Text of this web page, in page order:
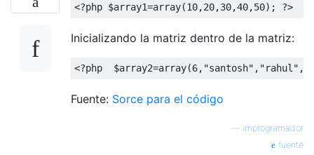
<?php $array1=array(10,20,30,40,50); ?>
Inicializando la matriz dentro de la matriz:
<?php  $array2=array(6, "santosh" , "rahul" ,
Fuente: Sorce para el código
improgramador
fuente